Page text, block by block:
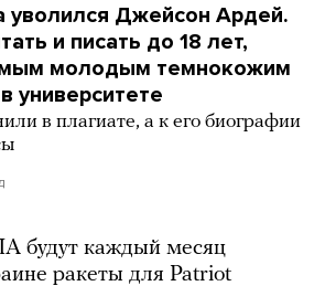
уволился Джейсон Ардей.
и писать до 18 лет,
молодым темнокожим
университете
в плагиате, а к его биографии
будут каждый месяц
ракеты для Patriot